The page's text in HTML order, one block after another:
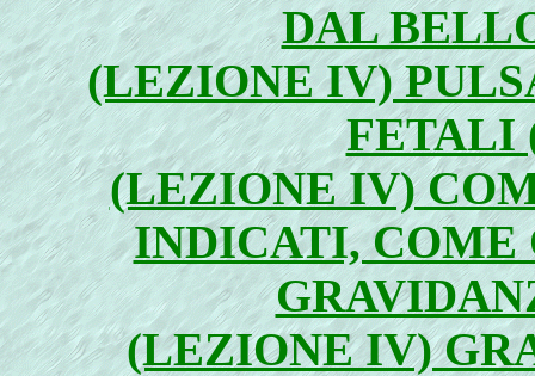
DAL
(LEZIONE IV)
FETALI
(LEZIONE IV)
INDICATI, COME
(LEZIONE IV)